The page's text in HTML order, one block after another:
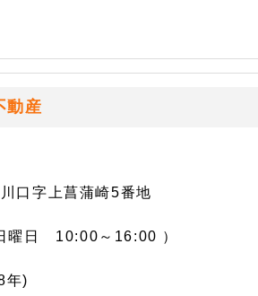
動産
口字上菖蒲崎5番地
曜日 10:00～16:00 ）
年)